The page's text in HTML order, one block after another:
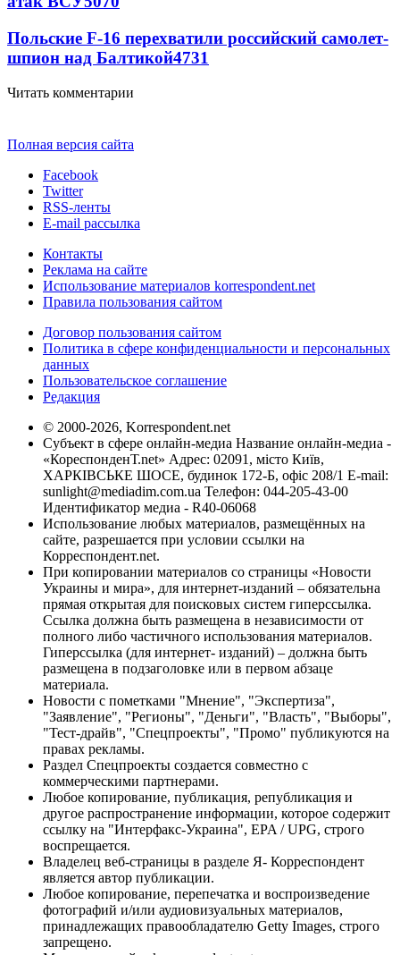
Польские F-16 перехватили российский самолет-
шпион над Балтикой4731
Читать комментарии
Полная версия сайта
Facebook
Twitter
RSS-ленты
E-mail рассылка
Контакты
Реклама на сайте
Использование материалов korrespondent.net
Правила пользования сайтом
Договор пользования сайтом
Политика в сфере конфиденциальности и персональных
данных
Пользовательское соглашение
Редакция
© 2000-2026, Korrespondent.net
Субъект в сфере онлайн-медиа Название онлайн-медиа -
«КореспонденТ.net» Адрес: 02091, місто Київ,
ХАРКІВСЬКЕ ШОСЕ, будинок 172-Б, офіс 208/1 E-mail:
sunlight@mediadim.com.ua Телефон: 044-205-43-00
Идентификатор медиа - R40-06068
Использование любых материалов, размещённых на
сайте, разрешается при условии ссылки на
Корреспондент.net.
При копировании материалов со страницы «Новости
Украины и мира», для интернет-изданий – обязательна
прямая открытая для поисковых систем гиперссылка.
Ссылка должна быть размещена в независимости от
полного либо частичного использования материалов.
Гиперссылка (для интернет- изданий) – должна быть
размещена в подзаголовке или в первом абзаце
материала.
Новости с пометками "Мнение", "Экспертиза",
"Заявление", "Регионы", "Деньги", "Власть", "Выборы",
"Тест-драйв", "Спецпроекты", "Промо" публикуются на
правах рекламы.
Раздел Спецпроекты создается совместно с
коммерческими партнерами.
Любое копирование, публикация, републикация и
другое распространение информации, которое содержит
ссылку на "Интерфакс-Украина", EPA / UPG, строго
воспрещается.
Владелец веб-страницы в разделе Я- Корреспондент
является автор публикации.
Любое копирование, перепечатка и воспроизведение
фотографий и/или аудиовизуальных материалов,
принадлежащих правообладателю Getty Images, строго
запрещено.